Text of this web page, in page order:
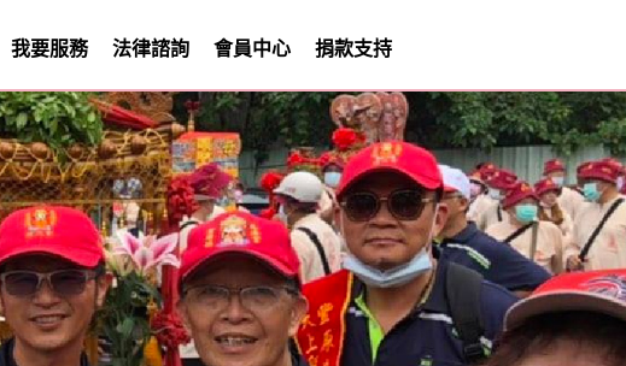
我要服務 法律諮詢 會員中心 捐款支持